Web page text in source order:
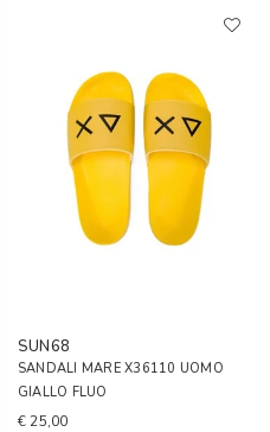
SUN68
SANDALI MARE X36110 UOMO
GIALLO FLUO
€ 25,00